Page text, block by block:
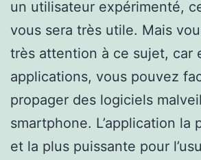
un utilisateur expérimenté,
vous sera très utile. Mais
très attention à ce sujet, car
applications, vous pouvez
propager des logiciels
smartphone. L’application la
et la plus puissante pour